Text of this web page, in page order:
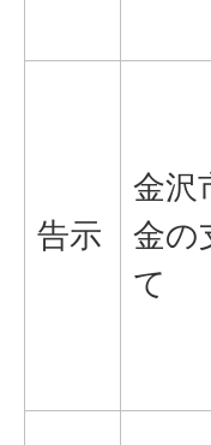
告示
金沢
金の
て